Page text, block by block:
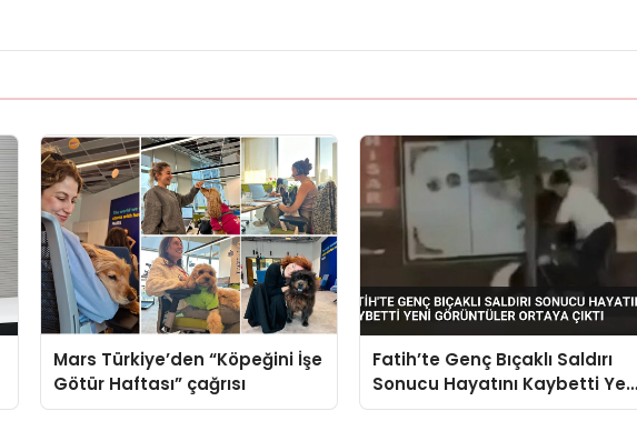
Mars Türkiye’den “Köpeğini İşe
Götür Haftası” çağrısı
Fatih’te Genç Bıçaklı Saldırı
Sonucu Hayatını Kaybetti
Görüntüler Ortaya Çıktı